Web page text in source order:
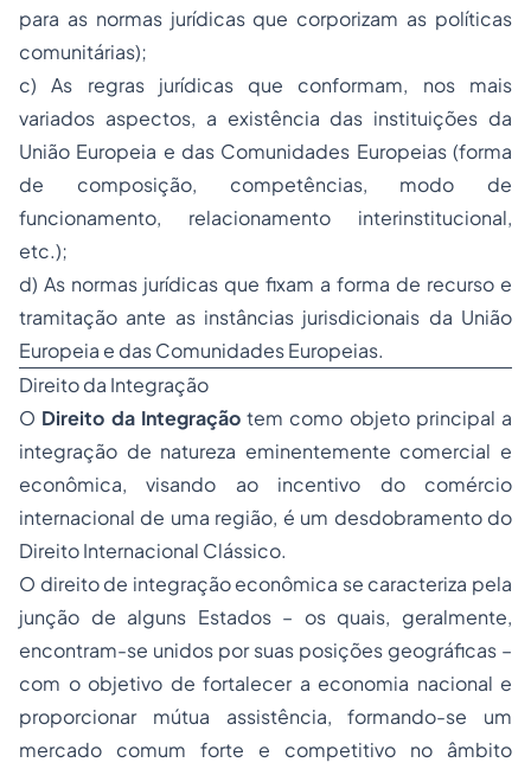
para as normas jurídicas que corporizam as políticas
comunitárias);
c) As regras jurídicas que conformam, nos mais
variados aspectos, a existência das instituições da
União Europeia e das Comunidades Europeias (forma
de composição, competências, modo de
funcionamento, relacionamento interinstitucional,
etc.);
d) As normas jurídicas que fixam a forma de recurso e
tramitação ante as instâncias jurisdicionais da União
Europeia e das Comunidades Europeias.
Direito da Integração
O Direito da Integraçãotem como objeto principal a
integração de natureza eminentemente comercial e
econômica, visando ao incentivo do comércio
internacional de uma região, é um desdobramento do
Direito Internacional Clássico.
O direito de integração econômica se caracteriza pela
junção de alguns Estados – os quais, geralmente,
encontram-se unidos por suas posições geográficas –
com o objetivo de fortalecer a economia nacional e
proporcionar mútua assistência, formando-se um
mercado comum forte e competitivo no âmbito